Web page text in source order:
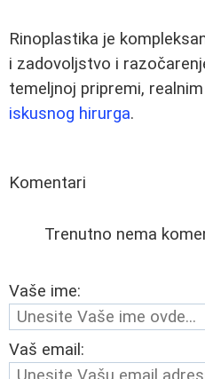
Rinoplastika je
i zadovoljstvo i
temeljnoj pripremi,
iskusnog hirurga.
Komentari
Trenutno nema
Vaše ime:
Vaš email: